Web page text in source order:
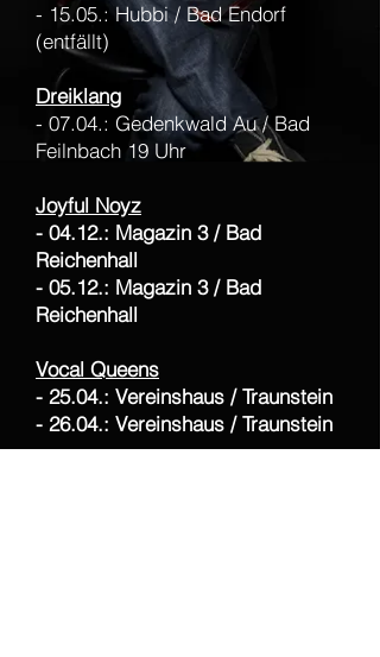
- 15.05.: Hubbi / Bad Endorf
(entfällt)
Dreiklang
- 07.04.: Gedenkwald Au / Bad
Feilnbach 19 Uhr
Joyful Noyz
- 04.12.: Magazin 3 / Bad
Reichenhall
- 05.12.: Magazin 3 / Bad
Reichenhall
Vocal Queens
- 25.04.: Vereinshaus / Traunstein
- 26.04.: Vereinshaus / Traunstein